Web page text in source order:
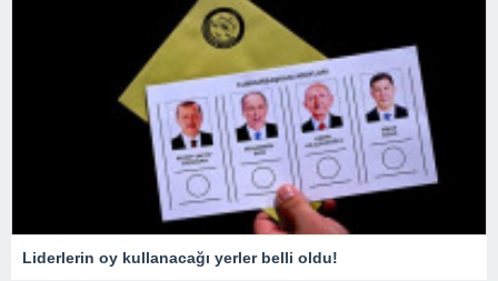
Liderlerin oy kullanacağı yerler belli oldu!